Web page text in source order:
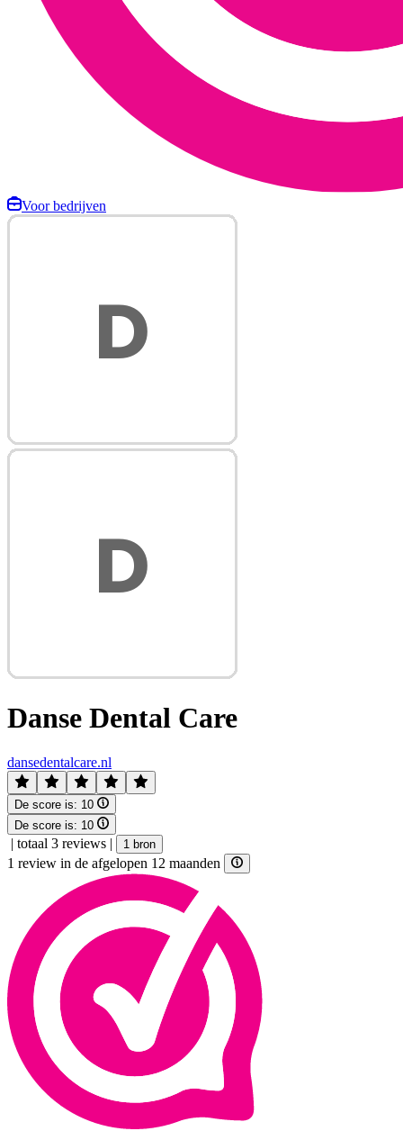
Voor bedrijven
Danse Dental Care
dansedentalcare.nl
De score is: 10
De score is: 10
| totaal 3 reviews | 1 bron
1 review in de afgelopen 12 maanden